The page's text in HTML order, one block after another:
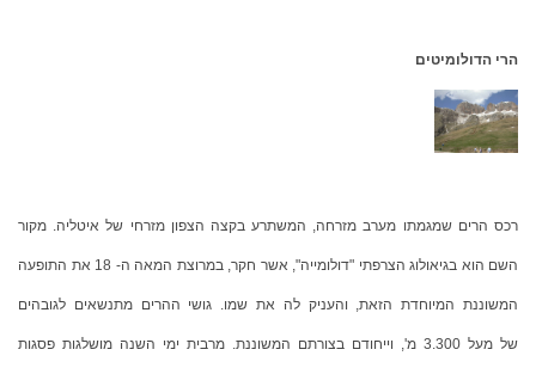
הרי הדולומיטים
רכס הרים שמגמתו מערב מזרחה, המשתרע בקצה הצפון מזרחי של איטליה. מקור
השם הוא בגיאולוג הצרפתי "דולומייה", אשר חקר, במרוצת המאה ה- 18 את התופעה
המשוננת המיוחדת הזאת, והעניק לה את שמו. גושי ההרים מתנשאים לגובהים
של מעל 3.300 מ', וייחודם בצורתם המשוננת. מרבית ימי השנה מושלגות פסגות